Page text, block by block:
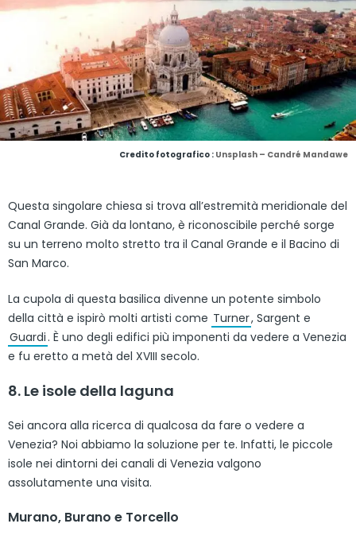
Credito fotografico : Unsplash – Candré Mandawe
Questa singolare chiesa si trova all’estremità meridionale del
Canal Grande. Già da lontano, è riconoscibile perché sorge
su un terreno molto stretto tra il Canal Grande e il Bacino di
San Marco.
La cupola di questa basilica divenne un potente simbolo
della città e ispirò molti artisti come Turner, Sargent e
Guardi . È uno degli edifici più imponenti da vedere a Venezia
e fu eretto a metà del XVIII secolo.
8. Le isole della laguna
Sei ancora alla ricerca di qualcosa da fare o vedere a
Venezia? Noi abbiamo la soluzione per te. Infatti, le piccole
isole nei dintorni dei canali di Venezia valgono
assolutamente una visita.
Murano, Burano e Torcello